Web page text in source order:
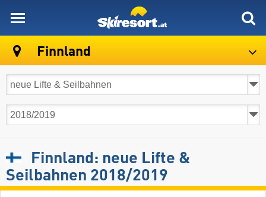
Finnland
Finnland: neue Lifte &
Seilbahnen 2018/2019